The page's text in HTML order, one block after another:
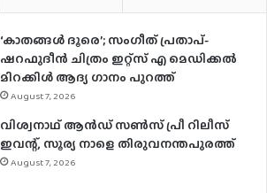
‘കാതങ്ങൾ ദൂരെ’; സംഗീത് പ്രതാപ്-
ഷറഫുദീൻ ചിത്രം ഇറ്റ്സ് എ മെഡിക്കൽ
മിറക്കിൾ ആദ്യ ഗാനം പുറത്ത്
August 7, 2026
വിശ്വനാഥ് ആന്‍ഡ് സണ്‍സ് പ്രീ റിലീസ്
ഇവന്റ്, സൂര്യ നാളെ തിരുവനന്തപുരത്ത്
August 7, 2026